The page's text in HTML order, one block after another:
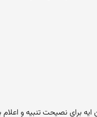
برای نصیحت تنبیه و